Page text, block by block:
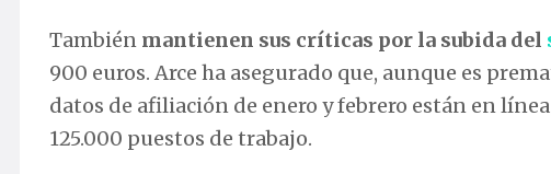
También mantienen sus críticas por la subida del
900 euros. Arce ha asegurado que, aunque es
datos de afiliación de enero y febrero están en
125.000 puestos de trabajo.